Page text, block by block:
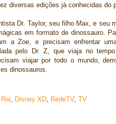
diversas edições já conhecidas do
Dr. Taylor, seu filho Max, e seu
em formato de dinossauro.
a Zoe, e precisam enfrentar
pelo Dr. Z, que viaja no
viajar por todo o mundo,
dinossauros.
, Disney XD, RedeTV, TV